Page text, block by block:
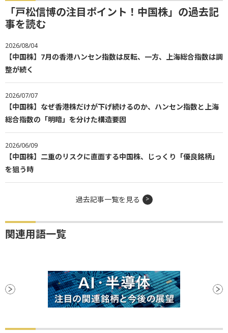
「戸松信博の注目ポイント！中国株」の過去記
事を読む
2026/08/04
【中国株】7月の香港ハンセン指数は反転、一方、上海総合指数は調
整が続く
2026/07/07
【中国株】なぜ香港株だけが下げ続けるのか、ハンセン指数と上海
総合指数の「明暗」を分けた構造要因
2026/06/09
【中国株】二重のリスクに直面する中国株、じっくり「優良銘柄」
を狙う時
過去記事一覧を見る
関連用語一覧